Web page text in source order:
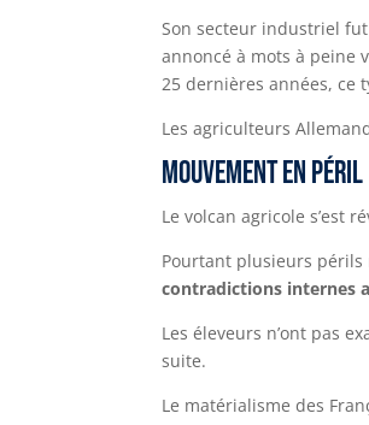
Son secteur industriel
annoncé à mots à peine
25 dernières années, ce
Les agriculteurs
Mouvement en péril
Le volcan agricole s’est
Pourtant plusieurs
contradictions internes
Les éleveurs n’ont pas
suite.
Le matérialisme des